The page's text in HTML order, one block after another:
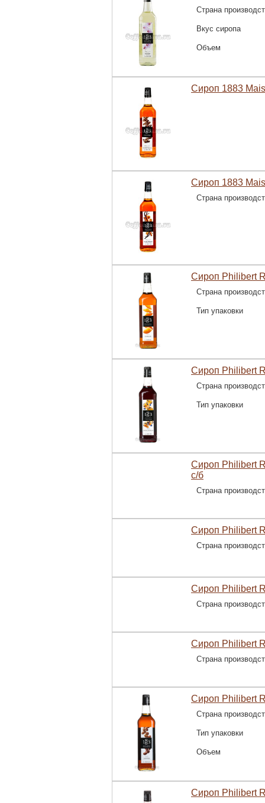
Страна
Вкус сиропа
Объем
Сироп 1883
Сироп 1883
Страна
Сироп Philibert
Страна
Тип упаковки
Сироп Philibert
Страна
Тип упаковки
Сироп Philibert
с/б
Страна
Сироп Philibert
Страна
Сироп Philibert
Страна
Сироп Philibert
Страна
Сироп Philibert
Страна
Тип упаковки
Объем
Сироп Philibert